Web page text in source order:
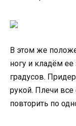
В этом же
ногу и кладём
градусов.
рукой. Плечи
повторить по